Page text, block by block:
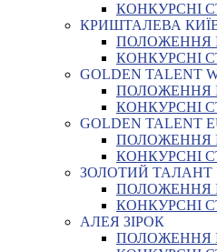
КОНКУРСНІ
КРИШТАЛЕВА
ПОЛОЖЕННЯ
КОНКУРСНІ
GOLDEN TALENT
ПОЛОЖЕННЯ
КОНКУРСНІ
GOLDEN TALENT
ПОЛОЖЕННЯ
КОНКУРСНІ
ЗОЛОТИЙ ТАЛАНТ
ПОЛОЖЕННЯ
КОНКУРСНІ
АЛЕЯ ЗІРОК
ПОЛОЖЕННЯ